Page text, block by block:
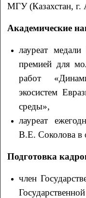
МГУ (Казахстан, г.
Академические
лауреат
премией для
работ
экосистем
среды»,
лауреат
В.Е. Соколова в
Подготовка
член